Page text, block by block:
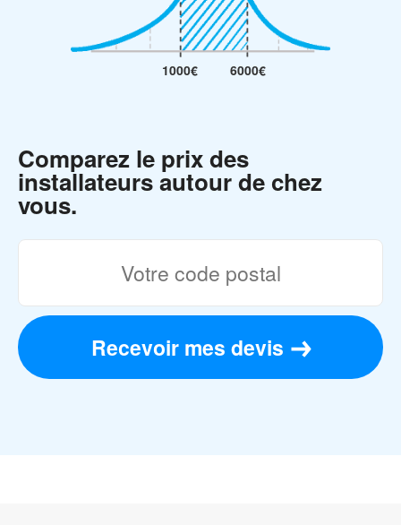
1000€ 6000€
Comparez le prix des
installateurs autour de chez
vous.
Recevoir mes devis